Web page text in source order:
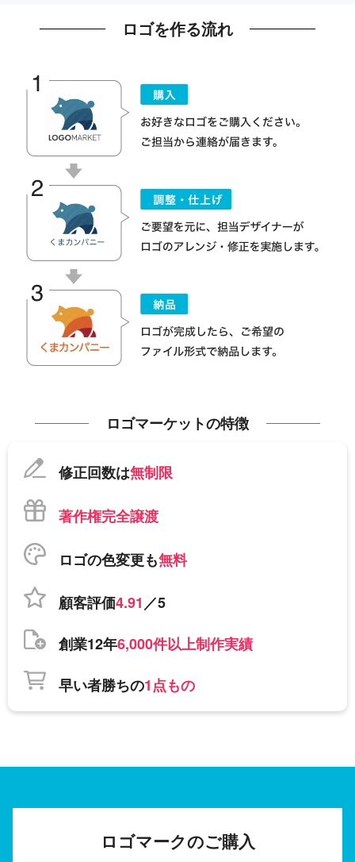
ロゴを作る流れ
ロゴマーケットの特徴
修正回数は無制限
著作権完全譲渡
ロゴの色変更も無料
顧客評価4.91／5
創業12年6,000件以上制作実績
早い者勝ちの1点もの
ロゴマークのご購入